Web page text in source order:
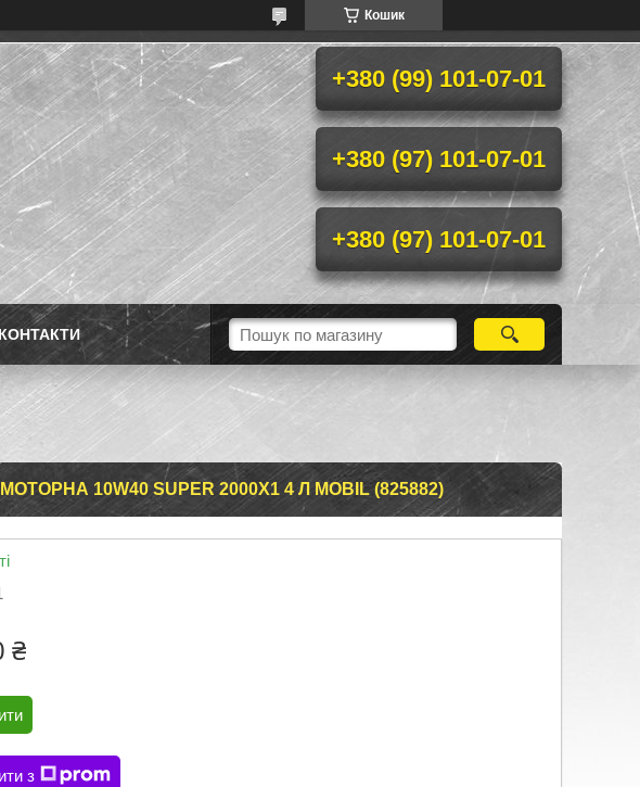
Кошик
+380 (99) 101-07-01
+380 (97) 101-07-01
+380 (97) 101-07-01
КОНТАКТИ
10W40 SUPER 2000X1 4 Л MOBIL (825882)
₴
з